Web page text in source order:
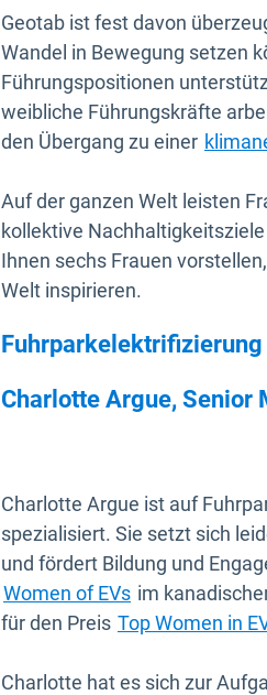
Geotab ist fest davon
Wandel in Bewegung setzen
Führungspositionen
weibliche Führungskräfte
den Übergang zu einer
Auf der ganzen Welt leisten
kollektive
Ihnen sechs Frauen
Welt inspirieren.
Fuhrparkelektrifizierung
Charlotte Argue, Senior
Charlotte Argue ist auf
spezialisiert. Sie setzt sich
und fördert Bildung und
Women of EVsIn neuem
im
für den Preis Top Women in
Charlotte hat es sich zur